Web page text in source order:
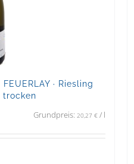
· Riesling
trocken
Grundpreis:20,27€ / l